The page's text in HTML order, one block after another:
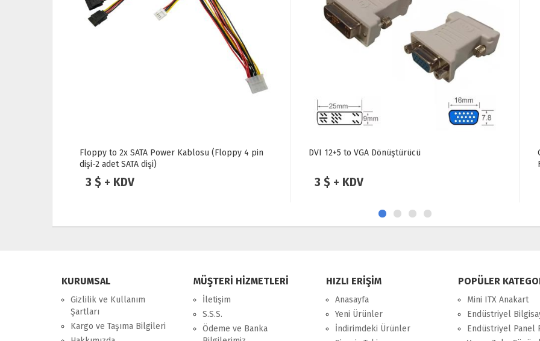
Kablosu (Floppy 4 pin
DVI 12+5 to VGA Dönüştürücü
QPORT Q-VGA1.5 15 PİN VGA KABLO 1.5
KURUMSAL
Gizlilik ve Kullanım
Şartları
Kargo ve Taşıma Bilgileri
MÜŞTERİ HİZMETLERİ
İletişim
S.S.S.
Ödeme ve Banka
HIZLI ERİŞİM
Anasayfa
Yeni Ürünler
İndirimdeki Ürünler
POPÜLER
Mini ITX Anakart
Endüstriyel
Endüstriyel Panel